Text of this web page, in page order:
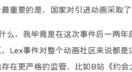
重要的是，国家对引进动画采取
么，我毕竟是在这次事件后一两
Lex事件对整个动画社区来说都
在更严格的监管，比如B站《约